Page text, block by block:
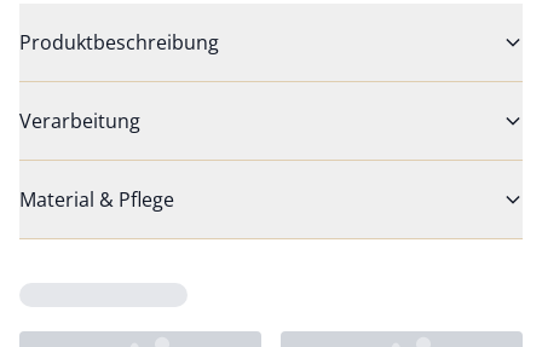
Produktbeschreibung
Verarbeitung
Material & Pflege